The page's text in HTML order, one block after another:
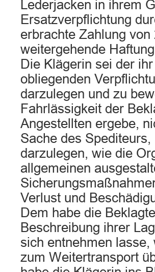
Lederjacken in ihrem
Ersatzverpflichtung
erbrachte Zahlung
weitergehende
Die Klägerin sei der
obliegenden
darzulegen und zu
Fahrlässigkeit der
Angestellten ergebe,
Sache des
darzulegen, wie die
allgemeinen
Verlust und
Dem habe die
Beschreibung ihrer
sich entnehmen
zum Weitertransport